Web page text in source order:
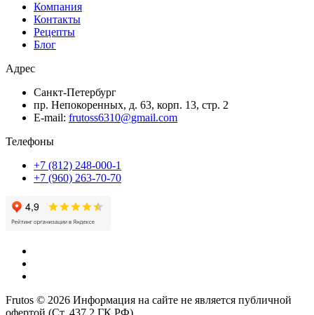
Компания
Контакты
Рецепты
Блог
Адрес
Санкт-Петербург
пр. Непокоренных, д. 63, корп. 13, стр. 2
E-mail: frutoss6310@gmail.com
Телефоны
+7 (812) 248-000-1
+7 (960) 263-70-70
Frutos © 2026 Информация на сайте не является публичной
офертой (Ст. 437.2 ГК РФ).